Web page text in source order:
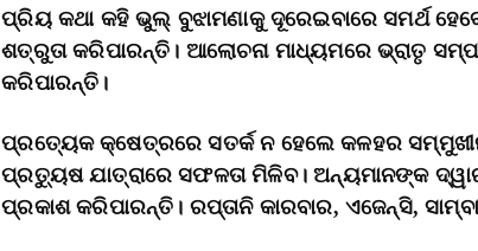
ପ୍ରିୟ କଥା କହି ଭୁଲ୍‌ ବୁଝାମଣାକୁ ଦୂରେଇବାରେ ସମର୍ଥ
ଶତ୍ରୁତା କରିପାରନ୍ତି। ଆଲୋଚନା ମାଧ୍ୟମରେ ଭ୍ରାତୃ
କରିପାରନ୍ତି।
ପ୍ରତ୍ୟେକ କ୍ଷେତ୍ରରେ ସତର୍କ ନ ହେଲେ କଳହର
ପ୍ରତ୍ୟୁଷ ଯାତ୍ରାରେ ସଫଳତା ମିଳିବ। ଅନ୍ୟମାନଙ୍କ
ପ୍ରକାଶ କରିପାରନ୍ତି। ରପ୍ତାନି କାରବାର, ଏଜେନ୍ସି,